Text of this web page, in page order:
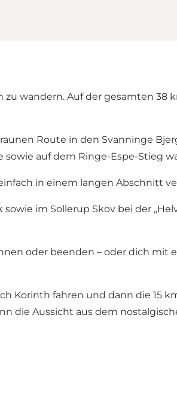
wandern. Auf der gesamten 38
Route in den Svanninge
sowie auf dem Ringe-Espe-Stieg
in einem langen Abschnitt
im Sollerup Skov bei der
oder beenden – oder dich mit
Korinth fahren und dann die 15
die Aussicht aus dem